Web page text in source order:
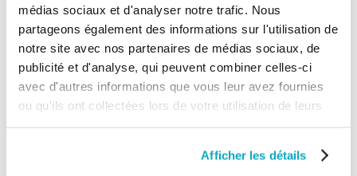
médias sociaux et d'analyser notre trafic. Nous
partageons également des informations sur l'utilisation de
notre site avec nos partenaires de médias sociaux, de
publicité et d'analyse, qui peuvent combiner celles-ci
avec d'autres informations que vous leur avez fournies
ou qu'ils ont collectées lors de votre utilisation de leurs
Afficher les détails
Temps ouverture (s) <23
Vitesse 1,68
Les avis clients - 26 avis